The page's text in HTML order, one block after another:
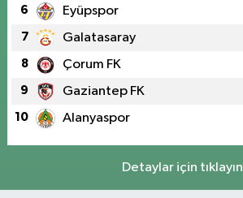
6 Eyüpspor
7 Galatasaray
8 Çorum FK
9 Gaziantep FK
10 Alanyaspor
Detaylar için tıklayın